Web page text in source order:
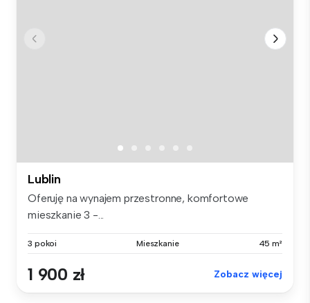
Lublin
Oferuję na wynajem przestronne, komfortowe
mieszkanie 3 -...
3 pokoi Mieszkanie 45 m²
1 900 zł Zobacz więcej